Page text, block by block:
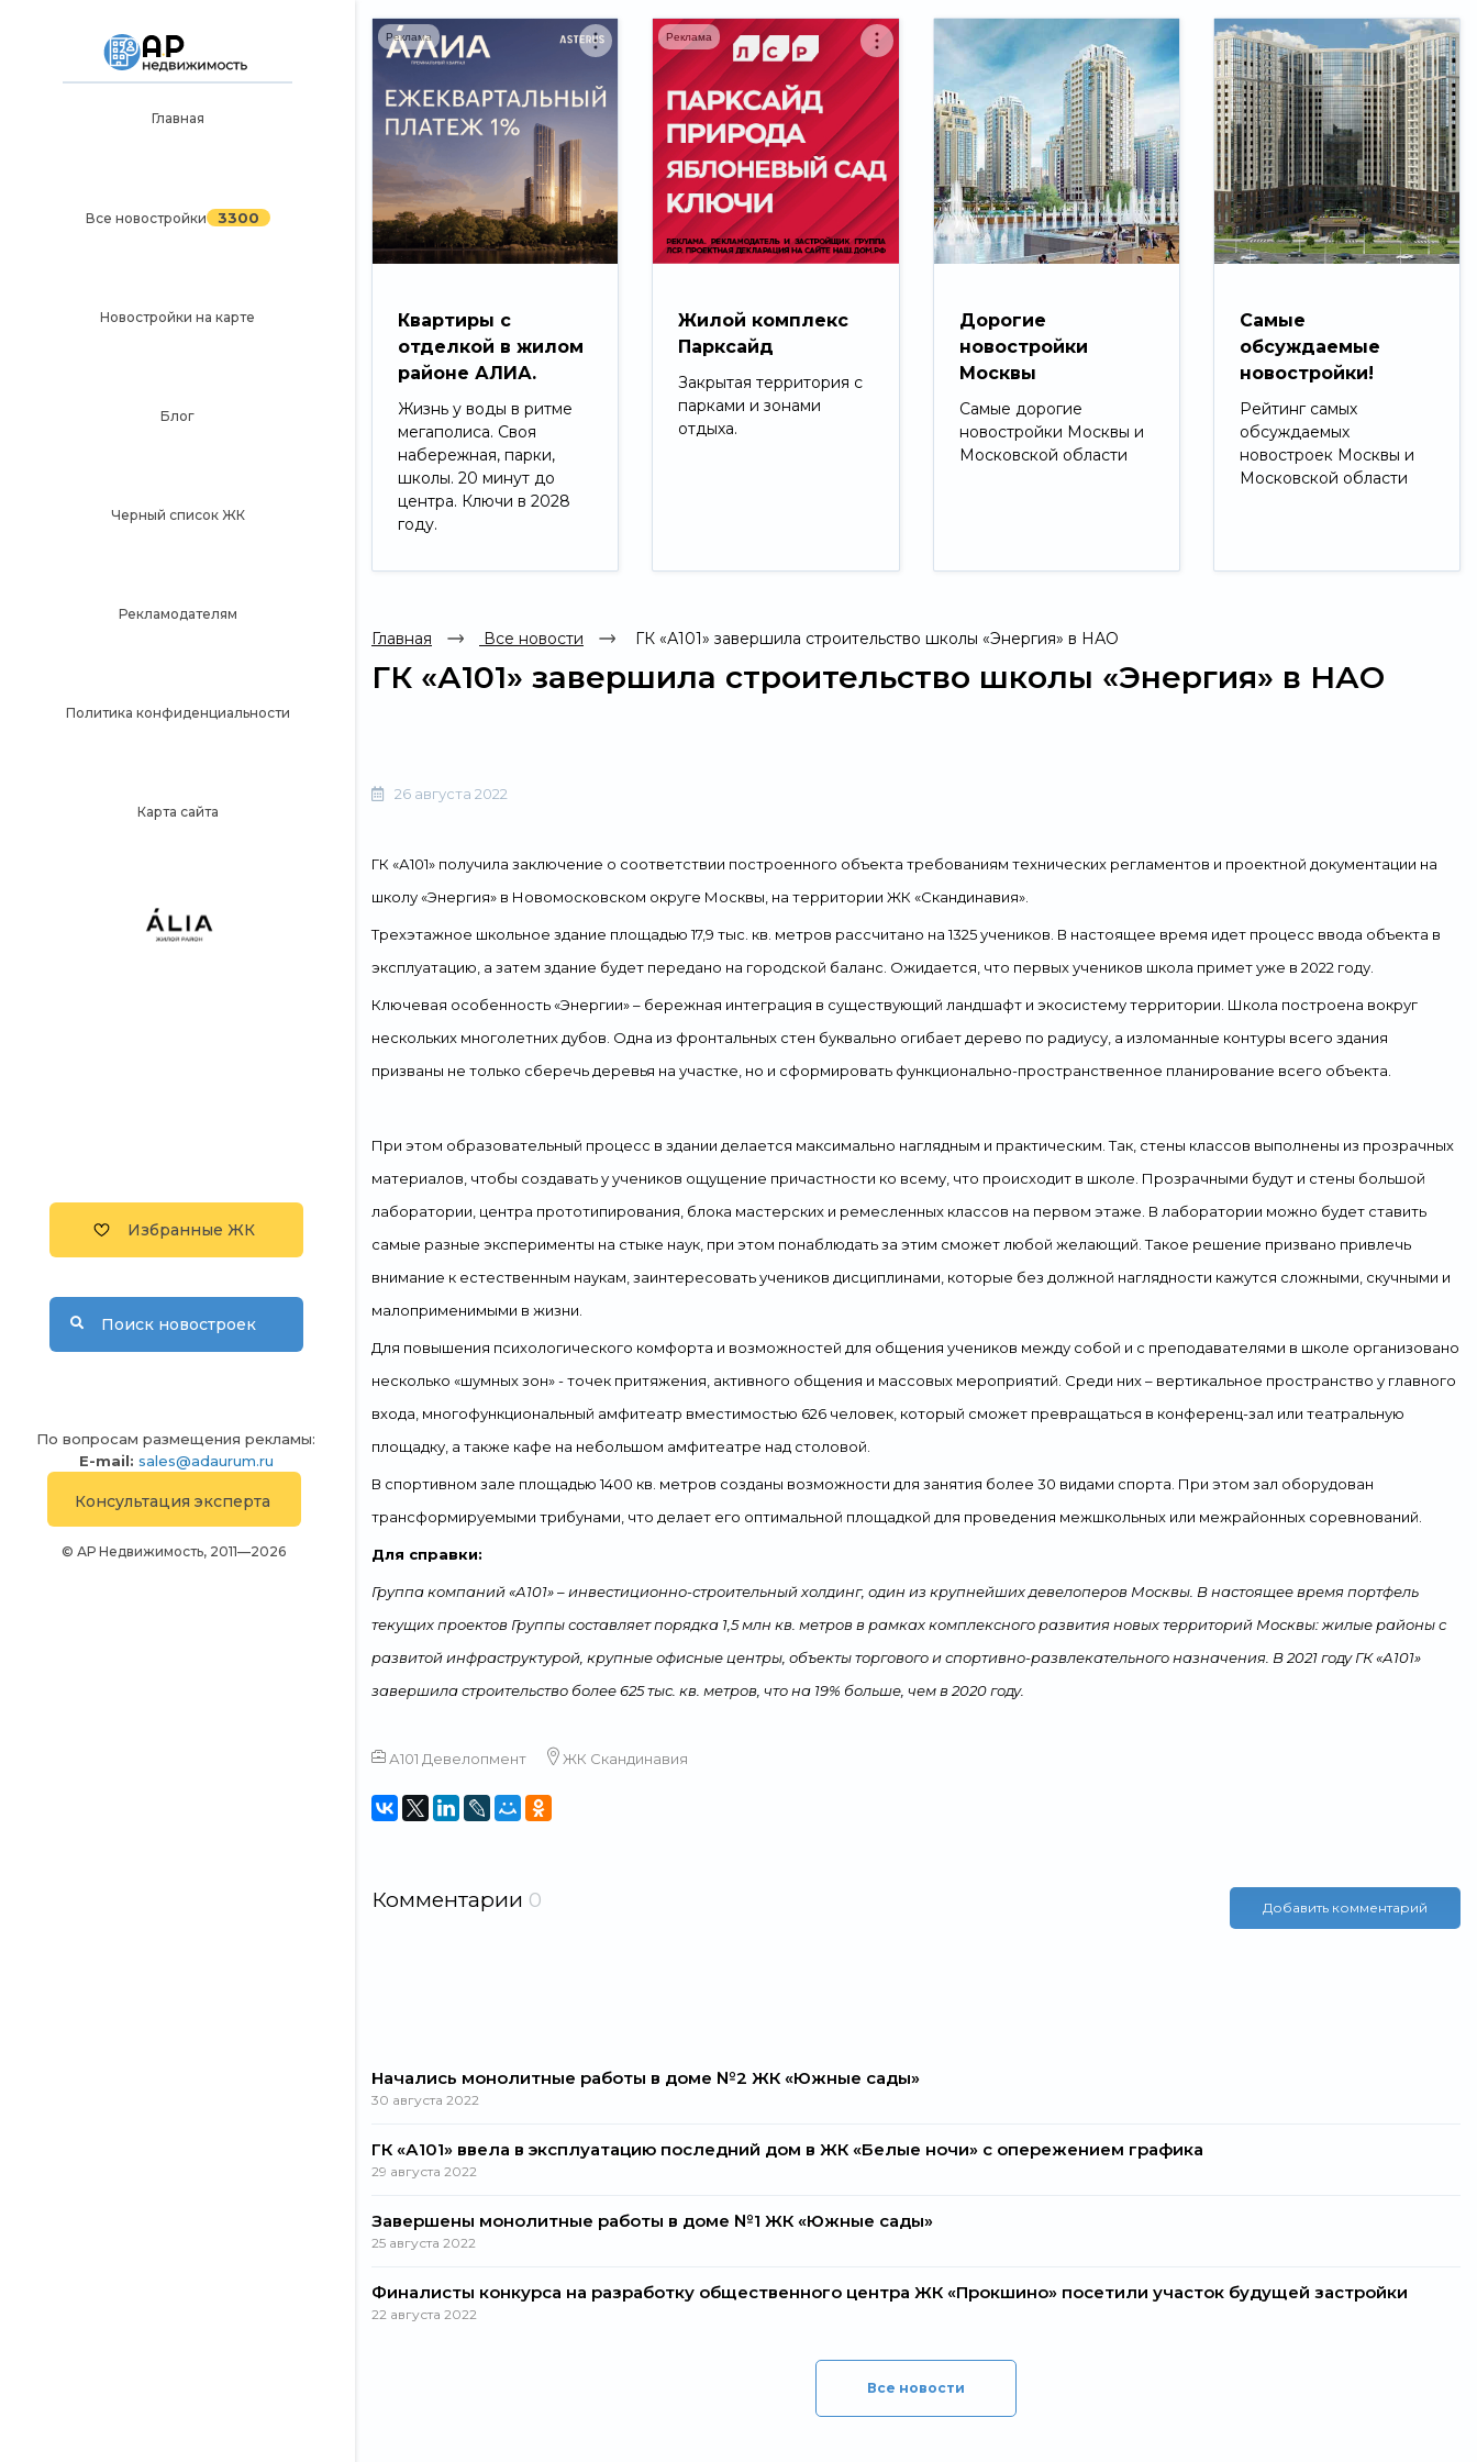
Главная
Все новостройки 3300
Новостройки на карте
Блог
Черный список ЖК
Рекламодателям
Политика конфиденциальности
Карта сайта
Избранные ЖК
Поиск новостроек
По вопросам размещения рекламы:
E-mail: sales@adaurum.ru
Консультация эксперта
© АР Недвижимость, 2011—2026
Новостройки на карте
Черный список ЖК
Квартиры с
отделкой в жилом
районе АЛИА.
Жизнь у воды в ритме
мегаполиса. Своя
набережная, парки,
школы. 20 минут до
центра. Ключи в 2028
году.
Реклама
Жилой комплекс
Парксайд
Закрытая территория с
парками и зонами
отдыха.
Реклама
Дорогие
новостройки
Москвы
Самые дорогие
новостройки Москвы и
Московской области
Самые
обсуждаемые
новостройки!
Рейтинг самых
обсуждаемых
новостроек Москвы и
Московской области
Главная Все новости ГК «А101» завершила строительство школы «Энергия» в НАО
ГК «А101» завершила строительство школы «Энергия» в НАО
26 августа 2022
ГК «А101» получила заключение о соответствии построенного объекта требованиям технических регламентов и проектной документации на
школу «Энергия» в Новомосковском округе Москвы, на территории ЖК «Скандинавия».
Трехэтажное школьное здание площадью 17,9 тыс. кв. метров рассчитано на 1325 учеников. В настоящее время идет процесс ввода объекта в
эксплуатацию, а затем здание будет передано на городской баланс. Ожидается, что первых учеников школа примет уже в 2022 году.
Ключевая особенность «Энергии» – бережная интеграция в существующий ландшафт и экосистему территории. Школа построена вокруг
нескольких многолетних дубов. Одна из фронтальных стен буквально огибает дерево по радиусу, а изломанные контуры всего здания
призваны не только сберечь деревья на участке, но и сформировать функционально-пространственное планирование всего объекта.
При этом образовательный процесс в здании делается максимально наглядным и практическим. Так, стены классов выполнены из прозрачных
материалов, чтобы создавать у учеников ощущение причастности ко всему, что происходит в школе. Прозрачными будут и стены большой
лаборатории, центра прототипирования, блока мастерских и ремесленных классов на первом этаже. В лаборатории можно будет ставить
самые разные эксперименты на стыке наук, при этом понаблюдать за этим сможет любой желающий. Такое решение призвано привлечь
внимание к естественным наукам, заинтересовать учеников дисциплинами, которые без должной наглядности кажутся сложными, скучными и
малоприменимыми в жизни.
Для повышения психологического комфорта и возможностей для общения учеников между собой и с преподавателями в школе организовано
несколько «шумных зон» - точек притяжения, активного общения и массовых мероприятий. Среди них – вертикальное пространство у главного
входа, многофункциональный амфитеатр вместимостью 626 человек, который сможет превращаться в конференц-зал или театральную
площадку, а также кафе на небольшом амфитеатре над столовой.
В спортивном зале площадью 1400 кв. метров созданы возможности для занятия более 30 видами спорта. При этом зал оборудован
трансформируемыми трибунами, что делает его оптимальной площадкой для проведения межшкольных или межрайонных соревнований.
Для справки:
Группа компаний «А101» – инвестиционно-строительный холдинг, один из крупнейших девелоперов Москвы. В настоящее время портфель
текущих проектов Группы составляет порядка 1,5 млн кв. метров в рамках комплексного развития новых территорий Москвы: жилые районы с
развитой инфраструктурой, крупные офисные центры, объекты торгового и спортивно-развлекательного назначения. В 2021 году ГК «А101»
завершила строительство более 625 тыс. кв. метров, что на 19% больше, чем в 2020 году.
А101 Девелопмент ЖК Скандинавия
Комментарии 0 Добавить комментарий
Начались монолитные работы в доме №2 ЖК «Южные сады»
30 августа 2022
ГК «А101» ввела в эксплуатацию последний дом в ЖК «Белые ночи» с опережением графика
29 августа 2022
Завершены монолитные работы в доме №1 ЖК «Южные сады»
25 августа 2022
Финалисты конкурса на разработку общественного центра ЖК «Прокшино» посетили участок будущей застройки
22 августа 2022
Все новости